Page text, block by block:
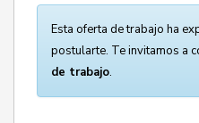
Esta oferta de trabajo ha
postularte. Te invitamos a
de trabajo.